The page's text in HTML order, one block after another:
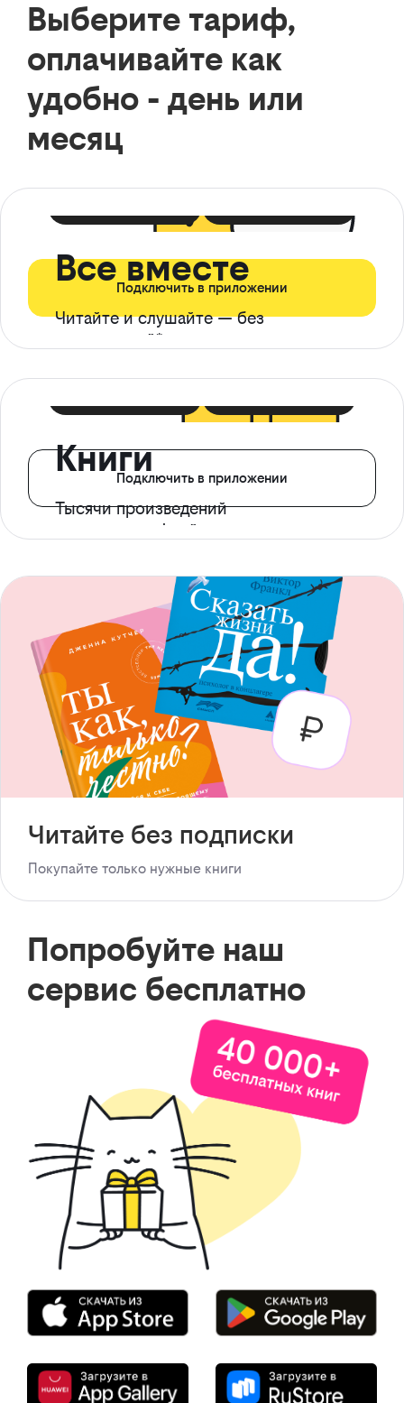
Выберите тариф,
оплачивайте как
удобно - день или
месяц
Все вместе
Читайте и слушайте — без
ограничений*
Подключить в приложении
Книги
Тысячи произведений
с доступом офлайн
Подключить в приложении
Читайте без подписки
Покупайте только нужные книги
Попробуйте наш
сервис бесплатно